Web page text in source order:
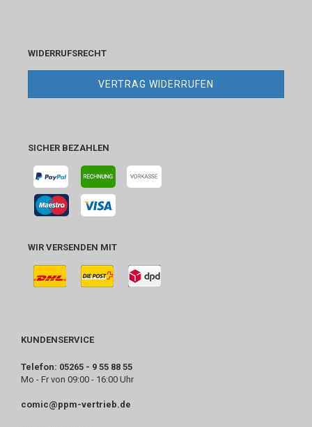
WIDERRUFSRECHT
VERTRAG WIDERRUFEN
SICHER BEZAHLEN
WIR VERSENDEN MIT
KUNDENSERVICE
Telefon: 05265 - 9 55 88 55
Mo - Fr von 09:00 - 16:00 Uhr
comic@ppm-vertrieb.de